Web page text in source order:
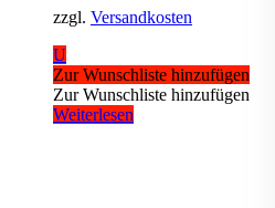
zzgl. Versandkosten
U
Zur Wunschliste hinzufügen
Zur Wunschliste hinzufügen
Weiterlesen